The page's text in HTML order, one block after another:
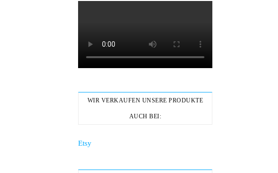
WIR VERKAUFEN UNSERE PRODUKTE
AUCH BEI:
Etsy